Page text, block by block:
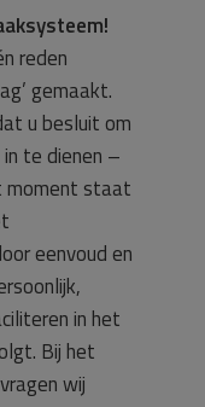
reden
gemaakt.
u besluit om
te dienen –
moment staat
eenvoud en
in het
Bij het
wij